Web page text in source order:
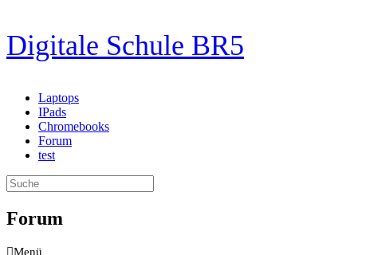
Zum
Inhalt
springen
Digitale Schule BR5
Laptops
IPads
Chromebooks
Forum
test
Suche
nach:
Forum
Menü